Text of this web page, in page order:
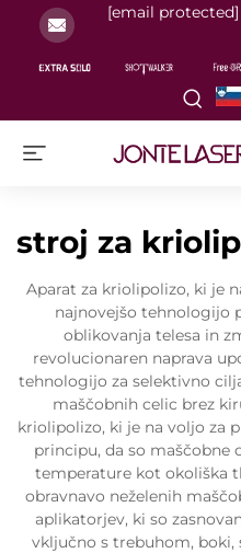
[email protected]
stroj za
Aparat za kriolipolizo, ki je
najnovejšo tehnologijo
oblikovanja telesa in
revolucionaren naprava
tehnologijo za selektivno
maščobnih celic brez
kriolipolizo, ki je na voljo za
principu, da so maščobne
temperature kot okoliška
obravnavo neželenih
aplikatorjev, ki so
vključno s trebuhom, boki,